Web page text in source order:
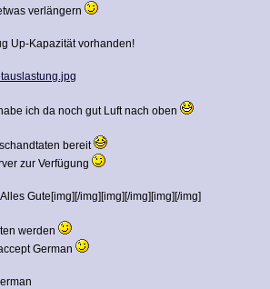
verlängern
Up-Kapazität vorhanden!
ich da noch gut Luft nach oben
bereit
zur Verfügung
Gute[img][/img][img][/img][img][/img]
werden
German